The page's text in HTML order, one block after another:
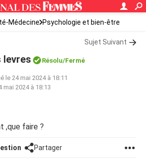
Médecine Psychologie et bien-être
Sujet Suivant
levres Résolu/Fermé
le 24 mai 2024 à 18:11
mai 2024 à 18:13
,que faire ?
Partager